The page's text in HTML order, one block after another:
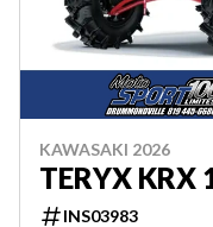
KAWASAKI 2026
TERYX KRX
INS03983